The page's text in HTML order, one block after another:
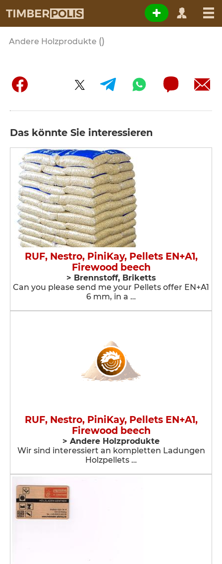
Andere Holzprodukte ()
Das könnte Sie interessieren
RUF, Nestro, PiniKay, Pellets EN+A1,
Firewood beech
> Brennstoff, Briketts
​Can you please send me your Pellets offer EN+A1
6 mm, in a …
RUF, Nestro, PiniKay, Pellets EN+A1,
Firewood beech
> Andere Holzprodukte
Wir sind interessiert an kompletten Ladungen
Holzpellets …